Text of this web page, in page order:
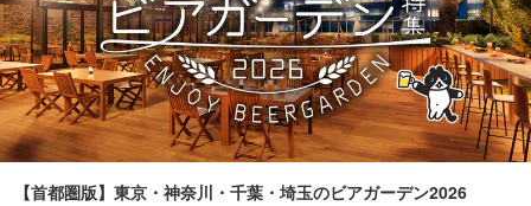
【首都圏版】東京・神奈川・千葉・埼玉のビアガーデン2026